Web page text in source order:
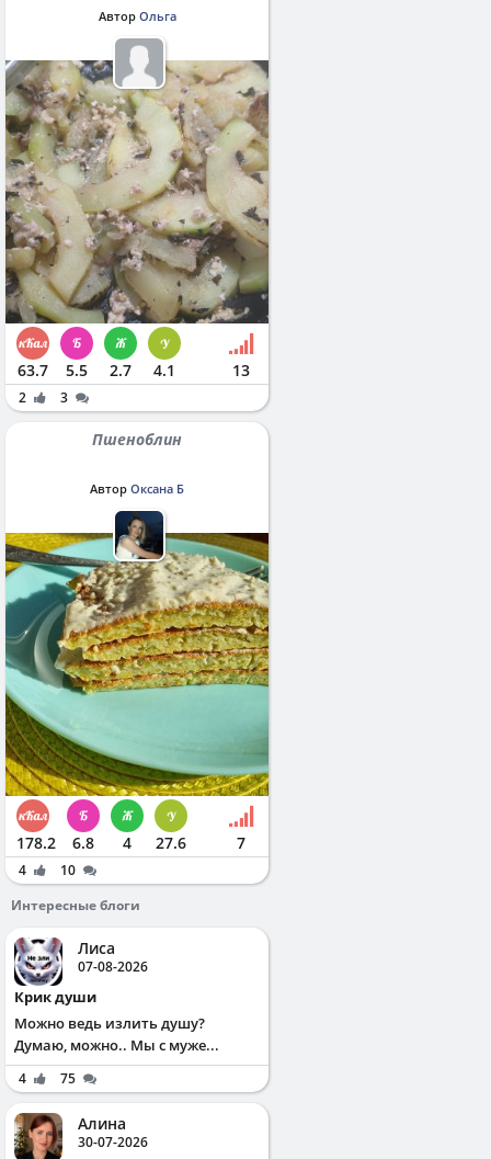
Автор Ольга
63.7 5.5 2.7 4.1 13
2 3
Пшеноблин
Автор Оксана Б
178.2 6.8 4 27.6 7
4
10
Интересные блоги
Лиса
07-08-2026
Крик души
Можно ведь излить душу?
Думаю, можно.. Мы с муже...
4 75
Алина
30-07-2026